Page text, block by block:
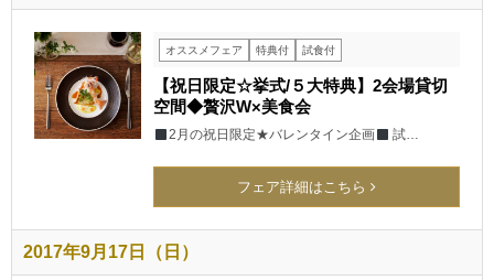
オススメフェア 特典付 試食付
【祝日限定☆挙式/５大特典】2会場貸切
空間◆贅沢W×美食会
2月の祝日限定★バレンタイン企画 試…
フェア詳細はこちら
2017年9月17日（日）